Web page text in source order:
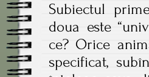
Subiectul
doua este
ce? Orice
specificat,